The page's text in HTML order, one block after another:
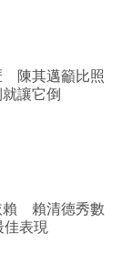
陳其邁籲比照
讓它倒
賴 賴清德秀數
佳表現